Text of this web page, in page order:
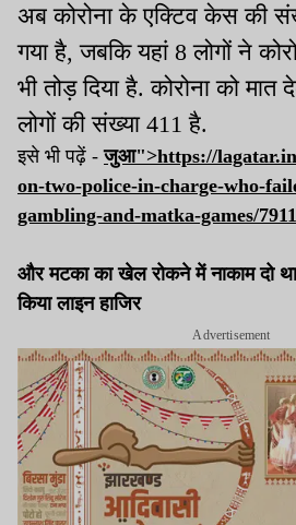
अब कोरोना के एक्टिव केस की
गया है, जबकि यहां 8 लोगों ने
भी तोड़ दिया है. कोरोना को
लोगों की संख्या 411 है.
इसे भी पढ़ें -जुआ">https://
on-two-police-in-charge-who-
gambling-and-matka-games/
और मटका का खेल रोकने में नाकाम दो
किया लाइन हाजिर
Advertisement